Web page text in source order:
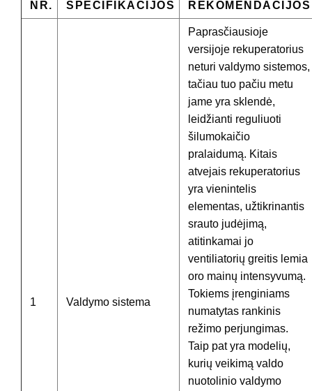
NR. SPECIFIKACIJOS REKOMENDACIJOS
1 Valdymo sistema
Paprasčiausioje
versijoje rekuperatorius
neturi valdymo sistemos,
tačiau tuo pačiu metu
jame yra sklendė,
leidžianti reguliuoti
šilumokaičio
pralaidumą. Kitais
atvejais rekuperatorius
yra vienintelis
elementas, užtikrinantis
srauto judėjimą,
atitinkamai jo
ventiliatorių greitis lemia
oro mainų intensyvumą.
Tokiems įrenginiams
numatytas rankinis
režimo perjungimas.
Taip pat yra modelių,
kurių veikimą valdo
nuotolinio valdymo